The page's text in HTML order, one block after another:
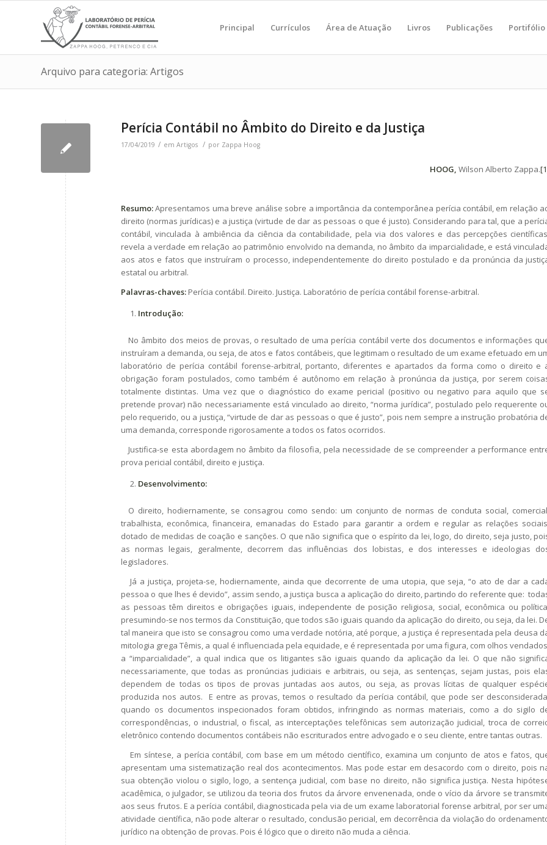
Principal Currículos Área de Atuação Livros Publicações Portifólio
Arquivo para categoria: Artigos
Perícia Contábil no Âmbito do Direito e da Justiça
17/04/2019 / em Artigos / por Zappa Hoog
HOOG,Wilson Alberto Zappa.
Resumo:Apresentamos uma breve análise sobre a importância da contemporânea perícia contábil, em relação
direito (normas jurídicas) e a justiça (virtude de dar as pessoas o que é justo). Considerando para tal, que a
contábil, vinculada à ambiência da ciência da contabilidade, pela via dos valores e das percepções
revela a verdade em relação ao patrimônio envolvido na demanda, no âmbito da imparcialidade, e está
aos atos e fatos que instruíram o processo, independentemente do direito postulado e da pronúncia da
estatal ou arbitral.
Palavras-chaves: Perícia contábil. Direito. Justiça. Laboratório de perícia contábil forense-arbitral.
Introdução:
No âmbito dos meios de provas, o resultado de uma perícia contábil verte dos documentos e informações
instruíram a demanda, ou seja, de atos e fatos contábeis, que legitimam o resultado de um exame efetuado em
laboratório de perícia contábil forense-arbitral, portanto, diferentes e apartados da forma como o direito e
obrigação foram postulados, como também é autônomo em relação à pronúncia da justiça, por serem
totalmente distintas. Uma vez que o diagnóstico do exame pericial (positivo ou negativo para aquilo que
pretende provar) não necessariamente está vinculado ao direito, “norma jurídica”, postulado pelo requerente
pelo requerido, ou a justiça, “virtude de dar as pessoas o que é justo”, pois nem sempre a instrução probatória
uma demanda, corresponde rigorosamente a todos os fatos ocorridos.
Justifica-se esta abordagem no âmbito da filosofia, pela necessidade de se compreender a performance
prova pericial contábil, direito e justiça.
Desenvolvimento:
O direito, hodiernamente, se consagrou como sendo: um conjunto de normas de conduta social,
trabalhista, econômica, financeira, emanadas do Estado para garantir a ordem e regular as relações
dotado de medidas de coação e sanções. O que não significa que o espírito da lei, logo, do direito, seja justo,
as normas legais, geralmente, decorrem das influências dos lobistas, e dos interesses e ideologias
legisladores.
Já a justiça, projeta-se, hodiernamente, ainda que decorrente de uma utopia, que seja, “o ato de dar a
pessoa o que lhes é devido”, assim sendo, a justiça busca a aplicação do direito, partindo do referente que:
as pessoas têm direitos e obrigações iguais, independente de posição religiosa, social, econômica ou
presumindo-se nos termos da Constituição, que todos são iguais quando da aplicação do direito, ou seja, da lei.
tal maneira que isto se consagrou como uma verdade notória, até porque, a justiça é representada pela deusa
mitologia grega Têmis, a qual é influenciada pela equidade, e é representada por uma figura, com olhos
a “imparcialidade”, a qual indica que os litigantes são iguais quando da aplicação da lei. O que não
necessariamente, que todas as pronúncias judiciais e arbitrais, ou seja, as sentenças, sejam justas, pois
dependem de todas os tipos de provas juntadas aos autos, ou seja, as provas lícitas de qualquer
produzida nos autos. E entre as provas, temos o resultado da perícia contábil, que pode ser
quando os documentos inspecionados foram obtidos, infringindo as normas materiais, como a do sigilo
correspondências, o industrial, o fiscal, as interceptações telefônicas sem autorização judicial, troca de
eletrônico contendo documentos contábeis não escriturados entre advogado e o seu cliente, entre tantas outras.
Em síntese, a perícia contábil, com base em um método científico, examina um conjunto de atos e fatos,
apresentam uma sistematização real dos acontecimentos. Mas pode estar em desacordo com o direito, pois
sua obtenção violou o sigilo, logo, a sentença judicial, com base no direito, não significa justiça. Nesta
acadêmica, o julgador, se utilizou da teoria dos frutos da árvore envenenada, onde o vício da árvore se
aos seus frutos. E a perícia contábil, diagnosticada pela via de um exame laboratorial forense arbitral, por ser
atividade científica, não pode alterar o resultado, conclusão pericial, em decorrência da violação do
jurídico na obtenção de provas. Pois é lógico que o direito não muda a ciência.